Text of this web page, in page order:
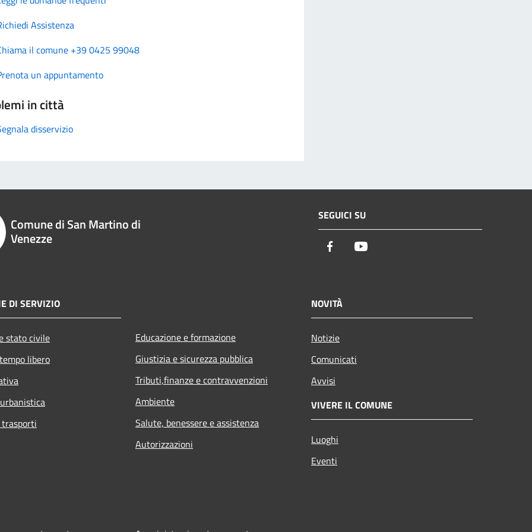
Assistenza
il comune +39 0425 99048
un appuntamento
in città
disservizio
Comune di San Martino di
Venezze
SEGUICI SU
Facebook
DI SERVIZIO
stato civile
libero
Educazione e formazione
Giustizia e sicurezza pubblica
Tributi,finanze e contravvenzioni
Ambiente
Salute, benessere e assistenza
Autorizzazioni
NOVITÀ
Notizie
Comunicati
Avvisi
VIVERE IL COMUNE
Luoghi
Eventi